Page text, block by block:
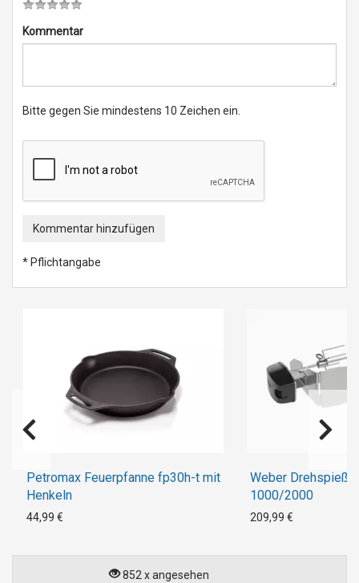
Kommentar
Bitte gegen Sie mindestens 10 Zeichen ein.
Kommentar hinzufügen
* Pflichtangabe
Petromax Feuerpfanne fp30h-t mit
Henkeln
44,99 €
Weber Drehspieß
1000/2000
209,99 €
852 x angesehen